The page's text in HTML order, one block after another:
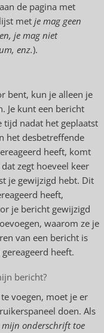
de pagina met
met je mag geen
je mag niet
enz.).
bent, kun je alleen je
Je kunt een bericht
tijd nadat het geplaatst
het desbetreffende
heeft, komt
zegt hoeveel keer
je gewijzigd hebt. Dit
heeft,
je bericht gewijzigd
waarom ze je
van een bericht is
heeft.
bericht?
voegen, moet je er
doen. Als
mijn onderschrift toe